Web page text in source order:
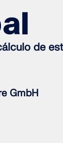
de
GmbH